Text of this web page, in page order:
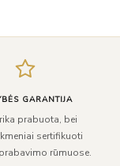
GARANTIJA
prabuota, bei
sertifikuoti
rūmuose.